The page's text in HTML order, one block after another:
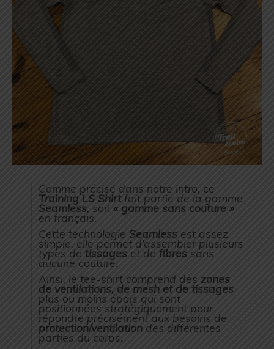
Comme précisé dans notre intro, ce
Training LS Shirtfait partie de la gamme
Seamless, soit « gamme sans couture »
en français.
Cette technologie Seamless est assez
simple, elle permet d’assembler plusieurs
types de tissages et de fibres sans
aucune couture.
Ainsi, le tee-shirt comprend des zones
de ventilations, de mesh et de tissages
plus ou moins épais qui sont
positionnées stratégiquement pour
répondre précisément aux besoins de
protection/ventilation des différentes
parties du corps.